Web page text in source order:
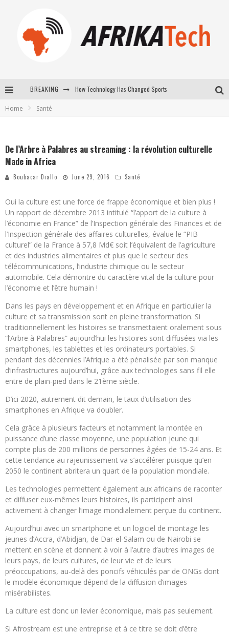
BREAKING
Home Santé
De l’Arbre à Palabres au streaming : la révolution culturelle
Made in Africa
Boubacar Diallo June 29, 2016 Santé
Oui la culture est une force de frappe économique et bien plus !
Un rapport de décembre 2013 intitulé “l’apport de la culture à
l’économie en France” de l’Inspection générale des Finances et de
l’Inspection générale des affaires culturelles, évalue le “PIB
culturel” de la France à 57,8 Md€ soit l’équivalent de l’agriculture
et des industries alimentaires et plus que le secteur des
télécommunications, l’industrie chimique ou le secteur
automobile. Cela démontre du caractère vital de la culture pour
l’économie et l’être humain !
Dans les pays en développement et en Afrique en particulier la
culture et sa transmission sont en pleine transformation. Si
traditionnellement les histoires se transmettaient oralement sous
“l’Arbre à Palabres” aujourd’hui les histoires sont diffusées via les
smartphones, les tablettes et les ordinateurs portables. Si
pendant des décennies l’Afrique a été pénalisée par son manque
d’infrastructures aujourd’hui, grâce aux technologies sans fil elle
entre de plain-pied dans le 21ème siècle.
D’ici 2020, autrement dit demain, le taux d’utilisation des
smartphones en Afrique va doubler.
Cela grâce à plusieurs facteurs et notamment la montée en
puissance d’une classe moyenne, une population jeune qui
compte plus de 200 millions de personnes âgées de 15-24 ans. Et
cette tendance au rajeunissement va s’accélérer puisque qu’en
2050 le continent abritera un quart de la population mondiale.
Les technologies permettent également aux africains de raconter
et diffuser eux-mêmes leurs histoires, ils participent ainsi
activement à changer l’image mondialement perçue du continent.
Aujourd’hui avec un smartphone et un logiciel de montage les
jeunes d’Accra, d’Abidjan, de Dar-el-Salam ou de Nairobi se
mettent en scène et donnent à voir à l’autre d’autres images de
leurs pays, de leurs cultures, de leur vie et de leurs
préoccupations, au-delà des poncifs véhiculés par de ONGs dont
le modèle économique dépend de la diffusion d’images
misérabilistes.
La culture est donc un levier économique, mais pas seulement.
Si Afrostream est une entreprise et à ce titre se doit d’être